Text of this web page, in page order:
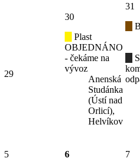
29
30
Plast
OBJEDNÁNO
- čekáme na
vývoz
Anenská
Studánka
(Ústí nad
Orlicí),
Helvíkov
31
5
6
7